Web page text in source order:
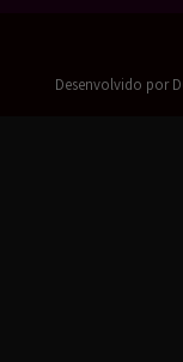
Desenvolvido por